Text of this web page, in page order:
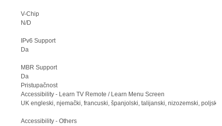
V-Chip
N/D
IPv6 Support
Da
MBR Support
Da
Pristupačnost
Accessibility - Learn TV Remote / Learn Menu Screen
UK engleski, njemački, francuski, španjolski, talijanski, nizozemski,
Accessibility - Others